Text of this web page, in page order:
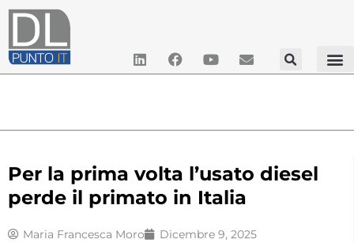
Per la prima volta l’usato diesel
perde il primato in Italia
Maria Francesca Moro
Dicembre 9, 2025